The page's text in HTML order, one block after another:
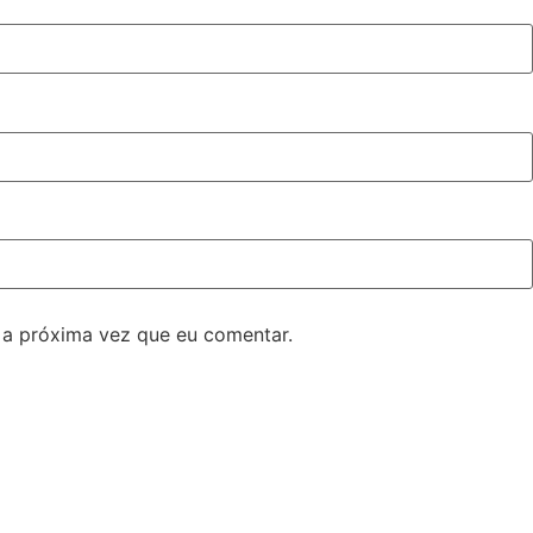
próxima vez que eu comentar.